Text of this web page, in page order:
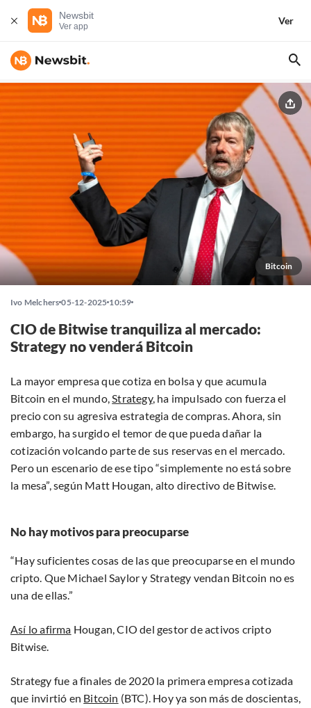
Newsbit
Ver app
Ver
Bitcoin
Ivo Melchers 05-12-2025 10:59
CIO de Bitwise tranquiliza al mercado:
Strategy no venderá Bitcoin
La mayor empresa que cotiza en bolsa y que acumula
Bitcoin en el mundo,Strategy, ha impulsado con fuerza el
precio con su agresiva estrategia de compras. Ahora, sin
embargo, ha surgido el temor de que pueda dañar la
cotización volcando parte de sus reservas en el mercado.
Pero un escenario de ese tipo “simplemente no está sobre
la mesa”, según Matt Hougan, alto directivo de Bitwise.
No hay motivos para preocuparse
“Hay suficientes cosas de las que preocuparse en el mundo
cripto. Que Michael Saylor y Strategy vendan Bitcoin no es
una de ellas.”
Así lo afirma Hougan, CIO del gestor de activos cripto
Bitwise.
Strategy fue a finales de 2020 la primera empresa cotizada
que invirtió en Bitcoin (BTC). Hoy ya son más de doscientas,